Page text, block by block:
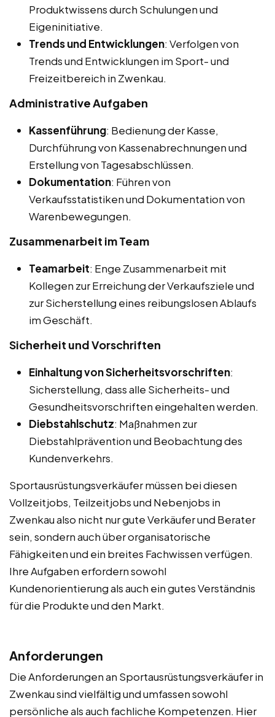
Produktwissens durch Schulungen und
Eigeninitiative.
Trends und Entwicklungen: Verfolgen von
Trends und Entwicklungen im Sport- und
Freizeitbereich in Zwenkau.
Administrative Aufgaben
Kassenführung: Bedienung der Kasse,
Durchführung von Kassenabrechnungen und
Erstellung von Tagesabschlüssen.
Dokumentation: Führen von
Verkaufsstatistiken und Dokumentation von
Warenbewegungen.
Zusammenarbeit im Team
Teamarbeit: Enge Zusammenarbeit mit
Kollegen zur Erreichung der Verkaufsziele und
zur Sicherstellung eines reibungslosen Ablaufs
im Geschäft.
Sicherheit und Vorschriften
Einhaltung von Sicherheitsvorschriften:
Sicherstellung, dass alle Sicherheits- und
Gesundheitsvorschriften eingehalten werden.
Diebstahlschutz: Maßnahmen zur
Diebstahlprävention und Beobachtung des
Kundenverkehrs.
Sportausrüstungsverkäufer müssen bei diesen
Vollzeitjobs, Teilzeitjobs und Nebenjobs in
Zwenkau also nicht nur gute Verkäufer und Berater
sein, sondern auch über organisatorische
Fähigkeiten und ein breites Fachwissen verfügen.
Ihre Aufgaben erfordern sowohl
Kundenorientierung als auch ein gutes Verständnis
für die Produkte und den Markt.
Anforderungen
Die Anforderungen an Sportausrüstungsverkäufer in
Zwenkau sind vielfältig und umfassen sowohl
persönliche als auch fachliche Kompetenzen. Hier